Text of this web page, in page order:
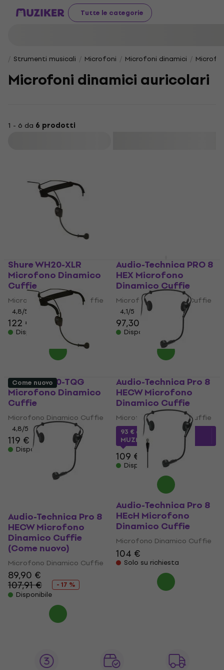
Tutte le categorie
Strumenti musicali Microfoni Microfoni dinamici
Microfoni dinamici auricolari
1 - 6 da 6 prodotti
Shure WH20-XLR
Microfono Dinamico
Cuffie
Microfono Dinamico Cuffie
4,8/5
122 €
Disponibile
Audio-Technica PRO 8
HEX Microfono
Dinamico Cuffie
Microfono Dinamico Cuffie
4,1/5
97,30 €
Disponibile
Shure WH20-TQG
Microfono Dinamico
Cuffie
Microfono Dinamico Cuffie
4,8/5
119 €
Disponibile
Audio-Technica Pro 8
HECW Microfono
Dinamico Cuffie
Microfono Dinamico Cuffie
93 € con codice
MUZMUZ-10
109 €
Disponibile
Come nuovo
Audio-Technica Pro 8
HECW Microfono
Dinamico Cuffie
(Come nuovo)
Microfono Dinamico Cuffie
89,90 €
107,91 €
- 17 %
Disponibile
Audio-Technica Pro 8
HEcH Microfono
Dinamico Cuffie
Microfono Dinamico Cuffie
104 €
Solo su richiesta